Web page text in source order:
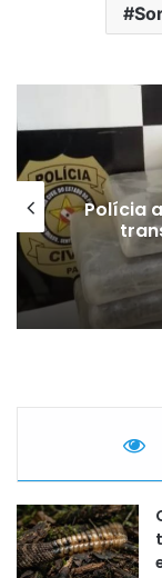
maconha
na